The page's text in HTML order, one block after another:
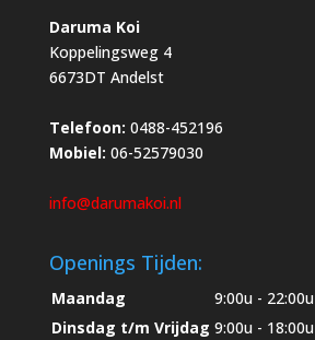
Daruma Koi
Koppelingsweg 4
6673DT Andelst
Telefoon: 0488-452196
Mobiel: 06-52579030
info@darumakoi.nl
Openings Tijden:
Maandag
9:00u - 22:00u
Dinsdag t/m Vrijdag 9:00u - 18:00u